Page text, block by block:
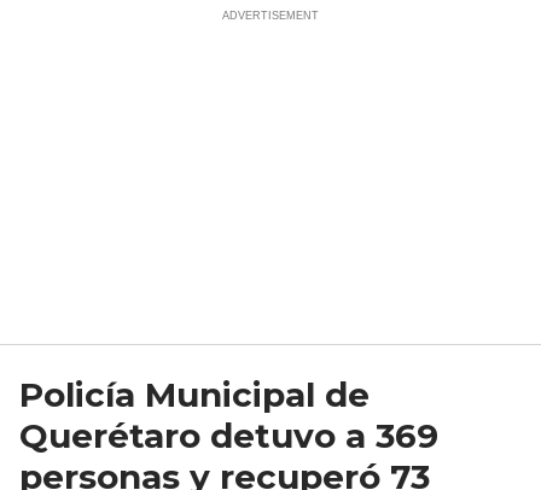
Policía Municipal de
Querétaro detuvo a 369
personas y recuperó 73